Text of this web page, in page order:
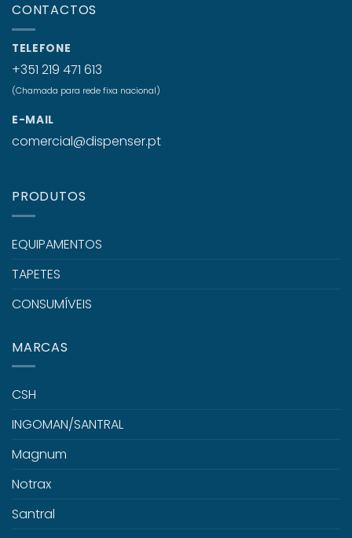
CONTACTOS
TELEFONE
+351 219 471 613
(Chamada para rede fixa nacional)
E-MAIL
comercial@dispenser.pt
PRODUTOS
EQUIPAMENTOS
TAPETES
CONSUMÍVEIS
MARCAS
CSH
INGOMAN/SANTRAL
Magnum
Notrax
Santral